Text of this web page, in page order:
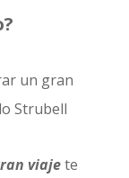
viajete